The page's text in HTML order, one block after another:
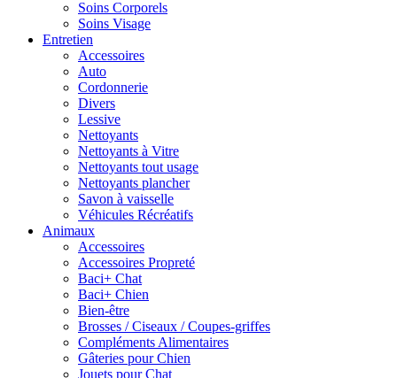
Soins Corporels
Soins Visage
Entretien
Accessoires
Auto
Cordonnerie
Divers
Lessive
Nettoyants
Nettoyants à Vitre
Nettoyants tout usage
Nettoyants plancher
Savon à vaisselle
Véhicules Récréatifs
Animaux
Accessoires
Accessoires Propreté
Baci+ Chat
Baci+ Chien
Bien-être
Brosses / Ciseaux / Coupes-griffes
Compléments Alimentaires
Gâteries pour Chien
Jouets pour Chat